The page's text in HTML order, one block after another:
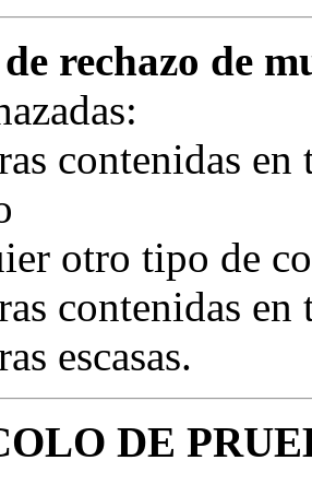
rechazo de
contenidas en
otro tipo de
contenidas en
escasas.
DE